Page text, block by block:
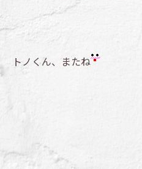
トノくん、またね